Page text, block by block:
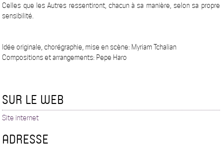
Celles que les Autres ressentiront, chacun à sa manière, selon sa propre
sensibilité.
Idée originale, chorégraphie, mise en scène: Myriam Tchalian
Compositions et arrangements: Pepe Haro
SUR LE WEB
Site internet
ADRESSE